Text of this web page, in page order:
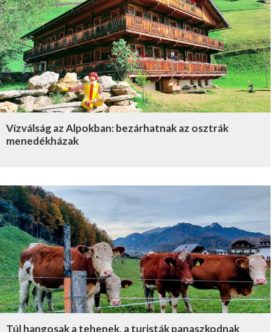
Vízválság az Alpokban: bezárhatnak az osztrák
menedékházak
Túl hangosak a tehenek, a turisták panaszkodnak